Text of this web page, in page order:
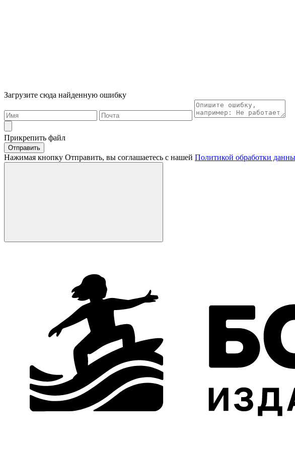
Загрузите сюда найденную ошибку
Прикрепить файл
Отправить
Нажимая кнопку Отправить, вы соглашаетесь с нашей Политикой обработки